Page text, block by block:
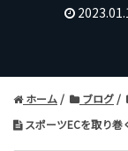
ホーム ブログ
スポーツECを取り巻